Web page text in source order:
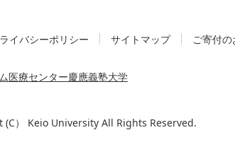
イバシーポリシー サイトマップ ご寄付
医療センター慶應義塾大学
(C） Keio University All Rights Reserved.